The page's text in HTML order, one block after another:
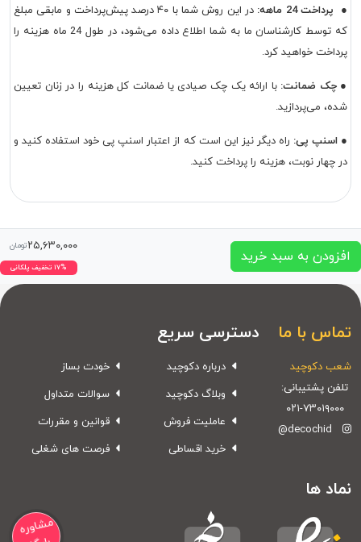
● پرداخت 24 ماهه:
در این روش شما با ۴۰ درصد پیش‌پرداخت و مابقی مبلغ
که توسط کارشناسان ما به شما اطلاع داده می‌شود، در طول 24 ماه هزینه را
پرداخت خواهید کرد.
●چک ضمانت: با ارائه یک چک صیادی یا ضمانت کل هزینه را در زنان تعیین
شده، می‌پردازید.
●اسنپ پی: راه دیگر نیز این است که از اعتبار اسنپ پی خود استفاده کنید و
در چهار نوبت، هزینه را پرداخت کنید.
افزودن به سبد خرید
۲۵,۶۳۰,۰۰۰تومان
۱۷% تخفیف پلکانی
تماس با ما
شعب دکوچید
تلفن پشتیبانی:
۰۲۱-۷۳۰۱۹۰۰۰
@decochid
دسترسی سریع
درباره دکوچید
وبلاگ دکوچید
عاملیت فروش
خرید اقساطی
خودت بساز
سوالات متداول
قوانین و مقررات
فرصت های شغلی
نماد ها
مشاوره